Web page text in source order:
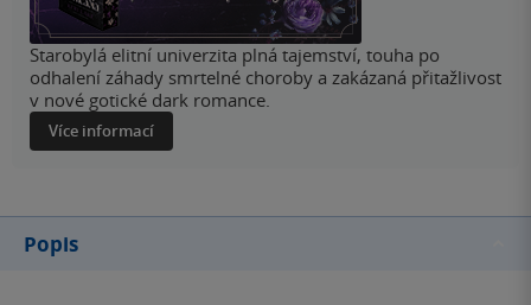
Starobylá elitní univerzita plná tajemství, touha po
odhalení záhady smrtelné choroby a zakázaná přitažlivost
v nové gotické dark romance.
Více informací
Popis